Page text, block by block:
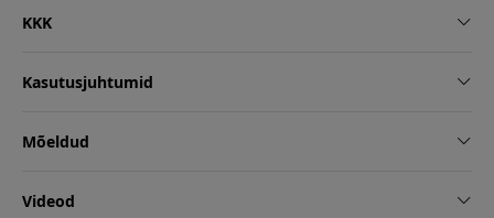
KKK
Kasutusjuhtumid
Mõeldud
Videod